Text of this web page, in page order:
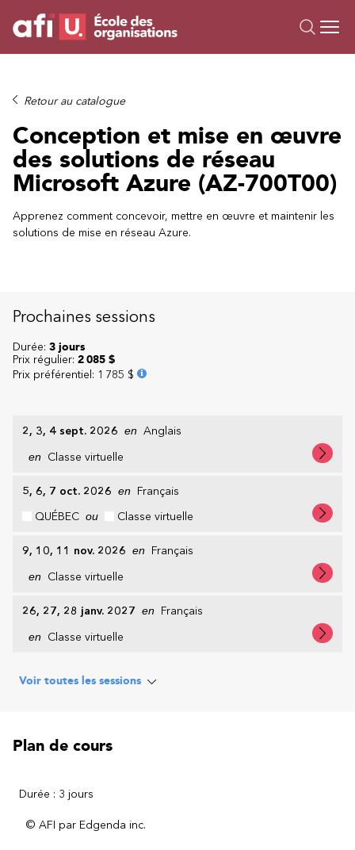
Formations
Campus IA
Sur mesure
À propos
Ressources
Retour au catalogue
Conception et mise en œuvre
des solutions de réseau
Microsoft Azure (AZ-700T00)
Apprenez comment concevoir, mettre en œuvre et maintenir les
solutions de mise en réseau Azure.
Prochaines sessions
2, 3, 4 sept. 2026 en Anglais
en Classe virtuelle
5, 6, 7 oct. 2026 en
Français
QUÉBEC ou Classe virtuelle
9, 10, 11 nov. 2026 en Français
en Classe virtuelle
26, 27, 28 janv. 2027 en Français
en Classe virtuelle
Voir toutes les sessions
Durée: 3 jours
Prix régulier: 2 085 $
Prix préférentiel : 1 785 $
Plan de cours
Durée : 3 jours
© AFI par Edgenda inc.